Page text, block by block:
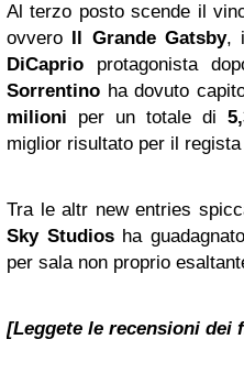
Al terzo posto scende il
ovvero
Il Grande Gatsby,
DiCaprio protagonista
Sorrentino ha dovuto
milioni per un totale di
miglior risultato per il regista
Tra le altr new entries
SkyStudiosha guadagnato
per sala non proprio
[Leggete le recensioni